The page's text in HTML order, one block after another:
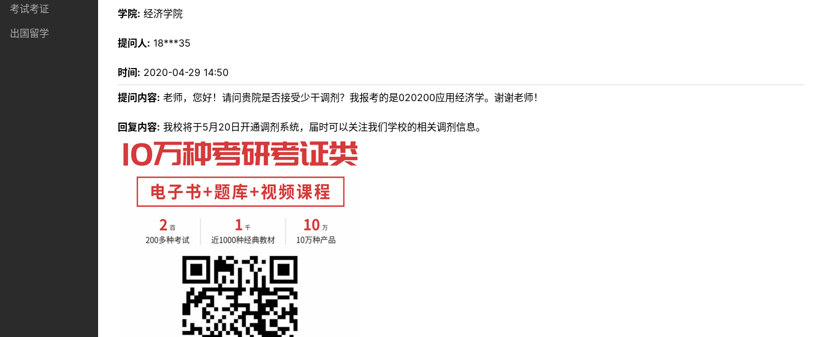
考试考证
出国留学
学院: 经济学院
提问人: 18***35
时间: 2020-04-29 14:50
提问内容: 老师，您好！请问贵院是否接受少干调剂？我报考的是020200应用经济学。谢谢老师！
回复内容: 我校将于5月20日开通调剂系统，届时可以关注我们学校的相关调剂信息。